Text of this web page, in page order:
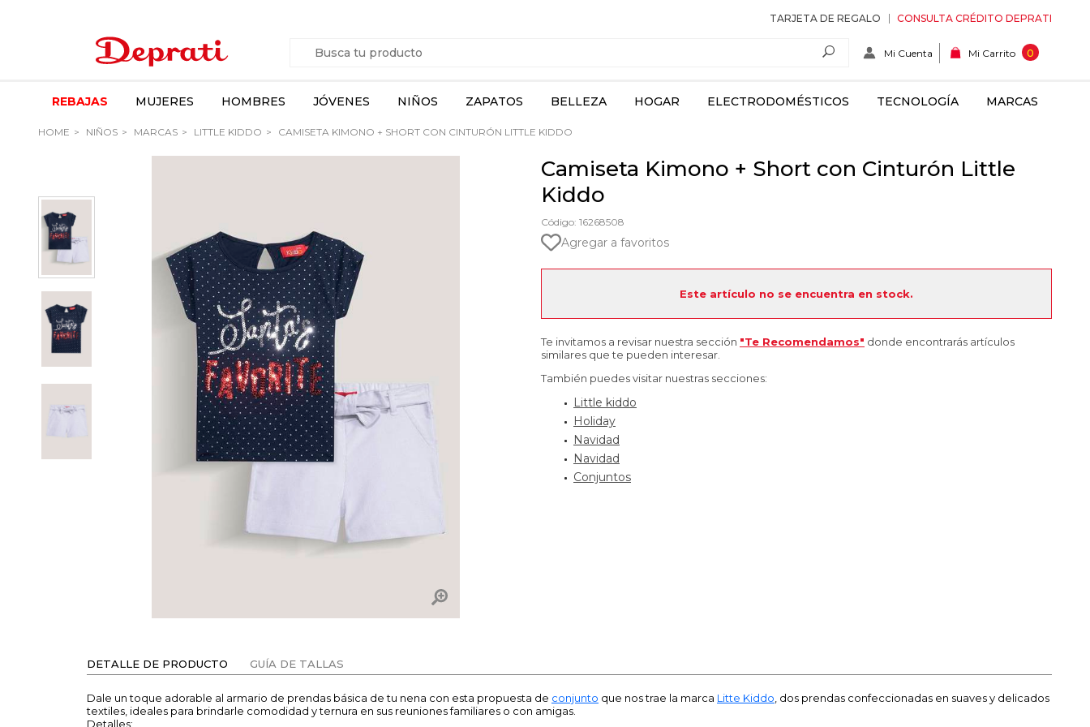
TARJETA DE REGALO CONSULTA CRÉDITO DEPRATI
Mi Cuenta Mi Carrito 0
REBAJAS MUJERES HOMBRES JÓVENES NIÑOS ZAPATOS BELLEZA HOGAR ELECTRODOMÉSTICOS TECNOLOGÍA MARCAS
HOME NIÑOS MARCAS LITTLE KIDDO CAMISETA KIMONO + SHORT CON CINTURÓN LITTLE KIDDO
Camiseta Kimono + Short con Cinturón Little
Kiddo
Código: 16268508
Agregar a favoritos
Este artículo no se encuentra en stock.
Te invitamos a revisar nuestra sección "Te Recomendamos" donde encontrarás artículos
similares que te pueden interesar.
También puedes visitar nuestras secciones:
Little kiddo
Holiday
Navidad
Navidad
Conjuntos
DETALLE DE PRODUCTO GUÍA DE TALLAS
Dale un toque adorable al armario de prendas básica de tu nena con esta propuesta de conjunto que nos trae la marca Litte Kiddo , dos prendas confeccionadas en suaves y delicados
textiles, ideales para brindarle comodidad y ternura en sus reuniones familiares o con amigas.
Detalles: